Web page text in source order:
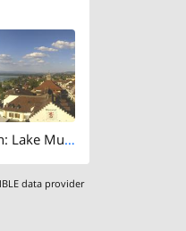
Murten: Lake Murten
data provider